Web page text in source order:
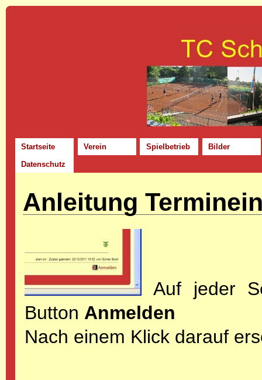
Startseite Verein Spielbetrieb
Bilder
Datenschutz
Anleitung
Auf jeder
Button Anmelden
Nach einem Klick darauf